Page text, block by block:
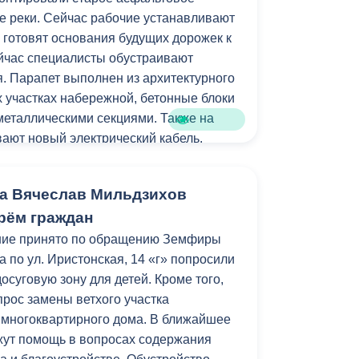
Противодействие коррупции
Градостроительная деятельность
Формирование комфортной
Гражданская оборона в
чрезвычайных ситуациях
Незаконное строительство
Информация финансового
реки. Сейчас рабочие устанавливают
основания будущих дорожек к
специалисты обустраивают
Парапет выполнен из архитектурного
участках набережной, бетонные блоки
секциями. Также на
новый электрический кабель.
локация станет еще одним
и гостей республики.
муниципальной программы
и целевых показателей
для жизни».
Вячеслав Мильдзихов
граждан
принято по обращению Земфиры
по ул. Иристонская, 14 «г» попросили
зону для детей. Кроме того,
замены ветхого участка
дома. В ближайшее
помощь в вопросах содержания